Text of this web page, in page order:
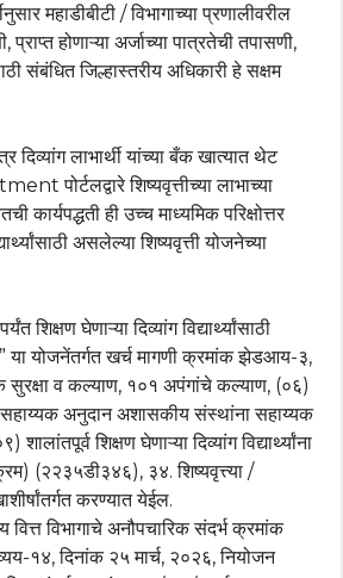
महाडीबीटी / विभागाच्या प्रणालीवरील
होणाऱ्या अर्जाच्या पात्रतेची तपासणी,
संबंधित जिल्हास्तरीय अधिकारी हे सक्षम
दिव्यांग लाभार्थी यांच्या बँक खात्यात थेट
पोर्टलद्वारे शिष्यवृत्तीच्या लाभाच्या
कार्यपद्धती ही उच्च माध्यमिक परिक्षोत्तर
असलेल्या शिष्यवृत्ती योजनेच्या
शिक्षण घेणाऱ्या दिव्यांग विद्यार्थ्यांसाठी
या योजनेंतर्गत खर्च मागणी क्रमांक झेडआय-३,
सुरक्षा व कल्याण, १०१ अपंगांचे कल्याण, (०६)
सहाय्यक अनुदान अशासकीय संस्थांना सहाय्यक
शिक्षण घेणाऱ्या दिव्यांग विद्यार्थ्यांना
(२२३५डी३४६), ३४. शिष्यवृत्त्या /
करण्यात येईल.
वित्त विभागाचे अनौपचारिक संदर्भ क्रमांक
१४, दिनांक २५ मार्च, २०२६, नियोजन